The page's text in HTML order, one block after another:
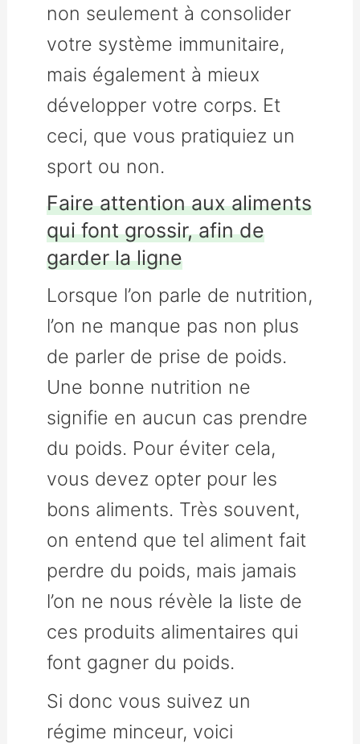
non seulement à consolider
votre système immunitaire,
mais également à mieux
développer votre corps. Et
ceci, que vous pratiquiez un
sport ou non.
Faire attention aux aliments
qui font grossir, afin de
garder la ligne
Lorsque l’on parle de nutrition,
l’on ne manque pas non plus
de parler de prise de poids.
Une bonne nutrition ne
signifie en aucun cas prendre
du poids. Pour éviter cela,
vous devez opter pour les
bons aliments. Très souvent,
on entend que tel aliment fait
perdre du poids, mais jamais
l’on ne nous révèle la liste de
ces produits alimentaires qui
font gagner du poids.
Si donc vous suivez un
régime minceur, voici